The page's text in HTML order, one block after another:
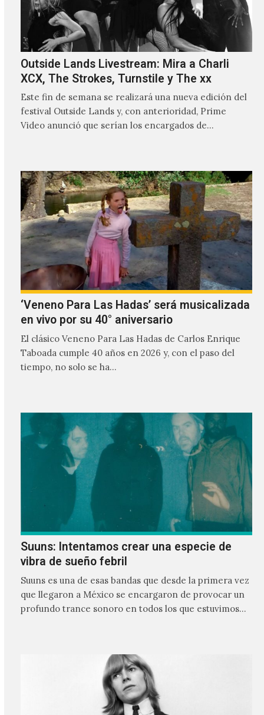
Outside Lands Livestream: Mira a Charli
XCX, The Strokes, Turnstile y The xx
Este fin de semana se realizará una nueva edición del
festival Outside Lands y, con anterioridad, Prime
Video anunció que serían los encargados de
‘Veneno Para Las Hadas’ será musicalizada
en vivo por su 40° aniversario
El clásico Veneno Para Las Hadas de Carlos Enrique
Taboada cumple 40 años en 2026 y, con el paso del
tiempo, no solo se ha…
Suuns: Intentamos crear una especie de
vibra de sueño febril
Suuns es una de esas bandas que desde la primera vez
que llegaron a México se encargaron de provocar un
profundo trance sonoro en todos los que estuvimos